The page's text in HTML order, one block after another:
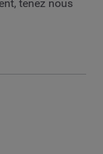
tenez nous